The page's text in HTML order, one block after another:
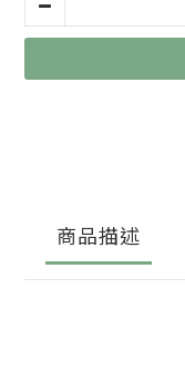
商品描述